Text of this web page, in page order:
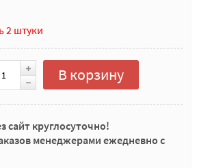
2 штуки
В корзину
сайт круглосуточно!
менеджерами ежедневно с